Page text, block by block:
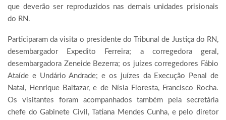
que deverão ser reproduzidos nas demais unidades prisionais
do RN.
Participaram da visita o presidente do Tribunal de Justiça do RN,
desembargador Expedito Ferreira; a corregedora geral,
desembargadora Zeneide Bezerra; os juízes corregedores Fábio
Ataíde e Undário Andrade; e os juízes da Execução Penal de
Natal, Henrique Baltazar, e de Nísia Floresta, Francisco Rocha.
Os visitantes foram acompanhados também pela secretária
chefe do Gabinete Civil, Tatiana Mendes Cunha, e pelo diretor